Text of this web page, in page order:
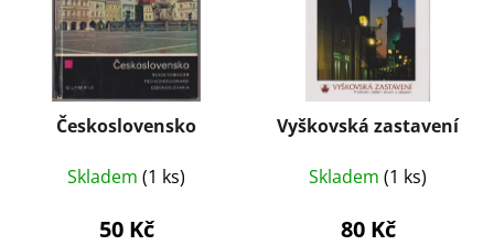
Československo
Skladem (1 ks)
50 Kč
Vyškovská zastavení
Skladem (1 ks)
80 Kč